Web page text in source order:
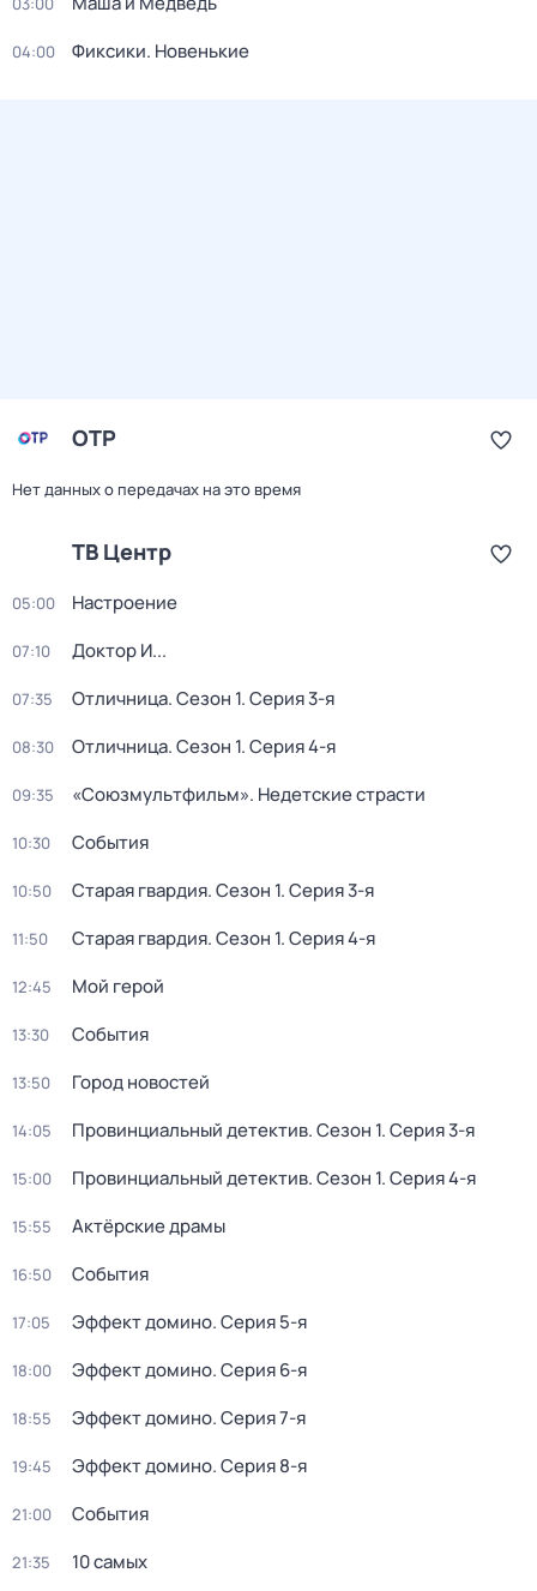
04:00 Фиксики. Новенькие
ОТР
Нет данных о передачах на это время
ТВ Центр
05:00 Настроение
07:10 Доктор И...
07:35 Отличница. Сезон 1. Серия 3-я
08:30 Отличница. Сезон 1. Серия 4-я
09:35 «Союзмультфильм». Недетские страсти
10:30 События
10:50 Старая гвардия. Сезон 1. Серия 3-я
11:50 Старая гвардия. Сезон 1. Серия 4-я
12:45 Мой герой
13:30 События
13:50 Город новостей
14:05 Провинциальный детектив. Сезон 1. Серия 3-я
15:00 Провинциальный детектив. Сезон 1. Серия 4-я
15:55 Актёрские драмы
16:50 События
17:05 Эффект домино. Серия 5-я
18:00 Эффект домино. Серия 6-я
18:55 Эффект домино. Серия 7-я
19:45 Эффект домино. Серия 8-я
21:00 События
21:35 10 самых